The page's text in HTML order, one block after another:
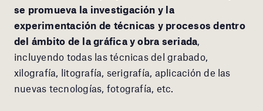
se promueva la investigación y la
experimentación de técnicas y procesos dentro
del ámbito de la gráfica y obra seriada
incluyendo todas las técnicas del grabado,
xilografía, litografía, serigrafía, aplicación de las
nuevas tecnologías, fotografía, etc.